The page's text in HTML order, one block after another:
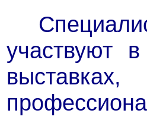
участвуют